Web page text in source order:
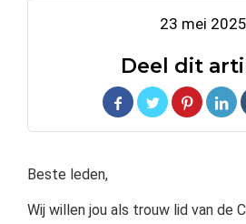
23 mei 2025
Deel dit
Beste leden,
Wij willen jou als trouw lid van de